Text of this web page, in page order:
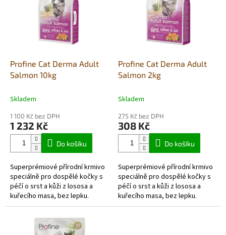
Profine Cat Derma Adult
Salmon 10kg
Skladem
1 100 Kč bez DPH
1 232 Kč
Do košíku
Superprémiové přírodní krmivo
speciálně pro dospělé kočky s
péčí o srst a kůži z lososa a
kuřecího masa, bez lepku.
Napomáhá k posílení imunity a
díky složení se zlepšuje zdraví...
Profine Cat Derma Adult
Salmon 2kg
Skladem
275 Kč bez DPH
308 Kč
Do košíku
Superprémiové přírodní krmivo
speciálně pro dospělé kočky s
péčí o srst a kůži z lososa a
kuřecího masa, bez lepku.
Napomáhá k posílení imunity a